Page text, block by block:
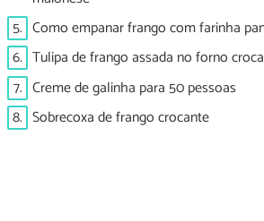
5. Como empanar frango com farinha
6. Tulipa de frango assada no forno
7. Creme de galinha para 50 pessoas
8. Sobrecoxa de frango crocante